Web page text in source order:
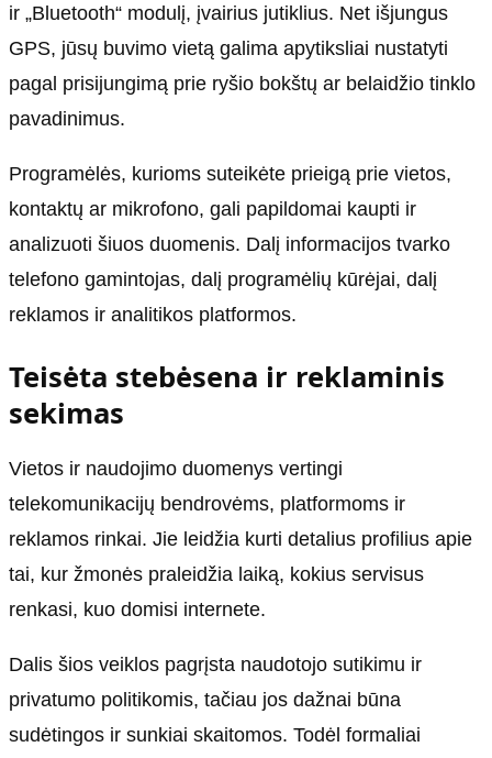
ir „Bluetooth“ modulį, įvairius jutiklius. Net išjungus
GPS, jūsų buvimo vietą galima apytiksliai nustatyti
pagal prisijungimą prie ryšio bokštų ar belaidžio tinklo
pavadinimus.
Programėlės, kurioms suteikėte prieigą prie vietos,
kontaktų ar mikrofono, gali papildomai kaupti ir
analizuoti šiuos duomenis. Dalį informacijos tvarko
telefono gamintojas, dalį programėlių kūrėjai, dalį
reklamos ir analitikos platformos.
Teisėta stebėsena ir reklaminis
sekimas
Vietos ir naudojimo duomenys vertingi
telekomunikacijų bendrovėms, platformoms ir
reklamos rinkai. Jie leidžia kurti detalius profilius apie
tai, kur žmonės praleidžia laiką, kokius servisus
renkasi, kuo domisi internete.
Dalis šios veiklos pagrįsta naudotojo sutikimu ir
privatumo politikomis, tačiau jos dažnai būna
sudėtingos ir sunkiai skaitomos. Todėl formaliai